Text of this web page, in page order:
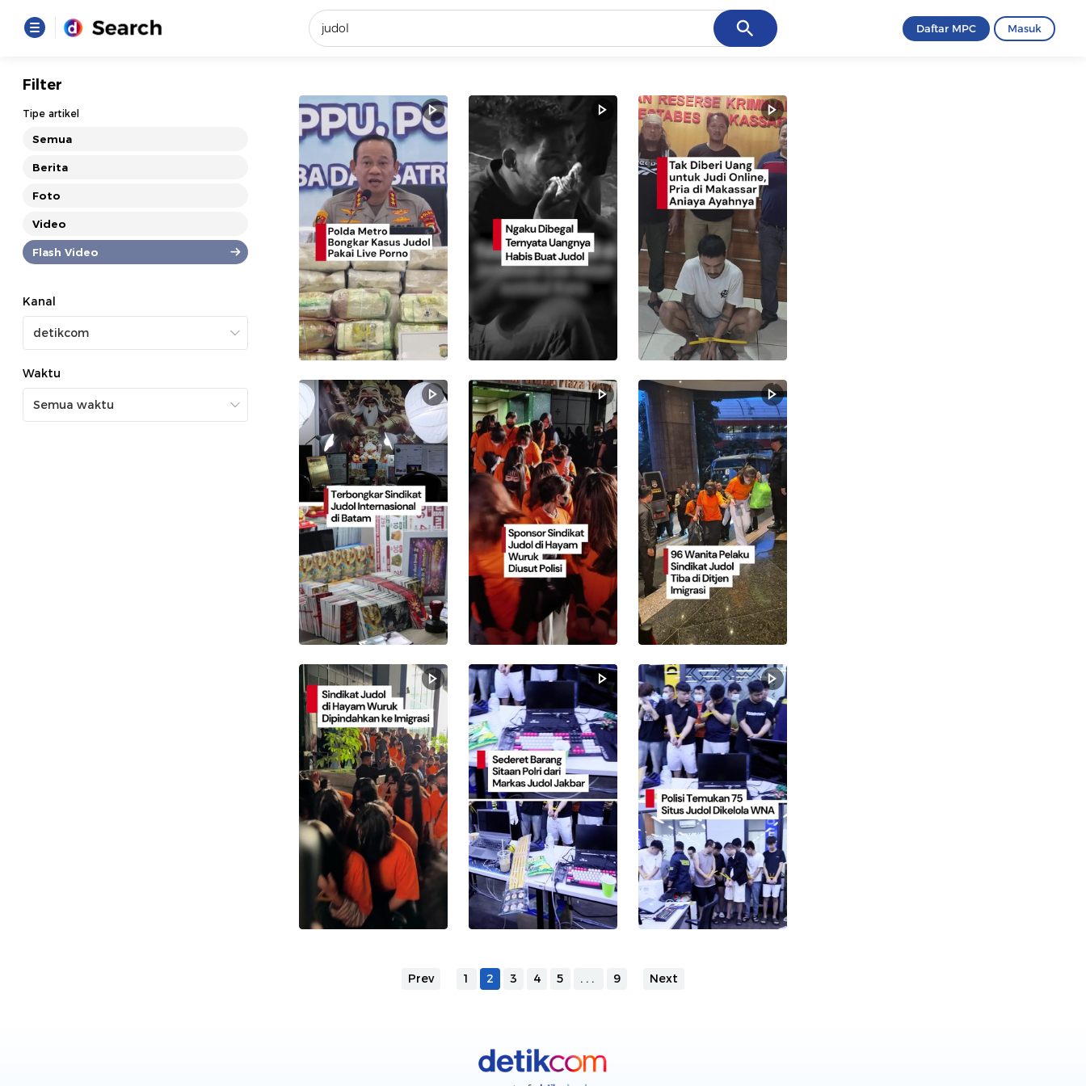
Cancel
Loading...
Promoted
Terakhir yang dicari
Loading...
Daftar MPC Masuk
Filter
Tipe artikel
Semua
Berita
Foto
Video
Flash Video
Kanal
Waktu
Prev 1 2 3 4 5 ... 9 Next